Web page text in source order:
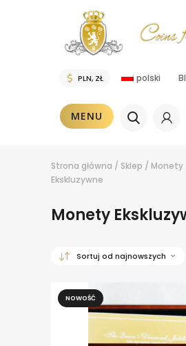
polski
MENU
Strona główna / Sklep / Monety
Ekskluzywne
Monety
NOWOŚĆ